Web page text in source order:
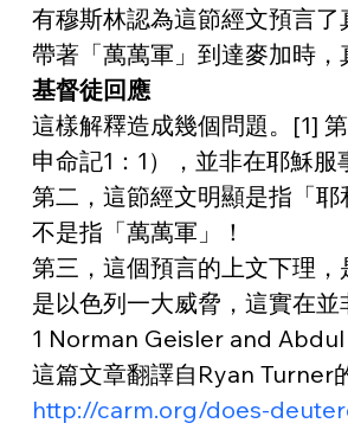
有穆斯林認為這節經文預言
帶著「萬萬軍」到達麥加時，
基督徒回應
這樣解釋造成幾個問題。[1]
申命記1：1），並非在耶穌
第二，這節經文明顯是指「
不是指「萬萬軍」！
第三，這個預言的上文下理
是以色列一大威脅，這實在並
1 Norman Geisler and
這篇文章翻譯自Ryan
http://carm.org/does-